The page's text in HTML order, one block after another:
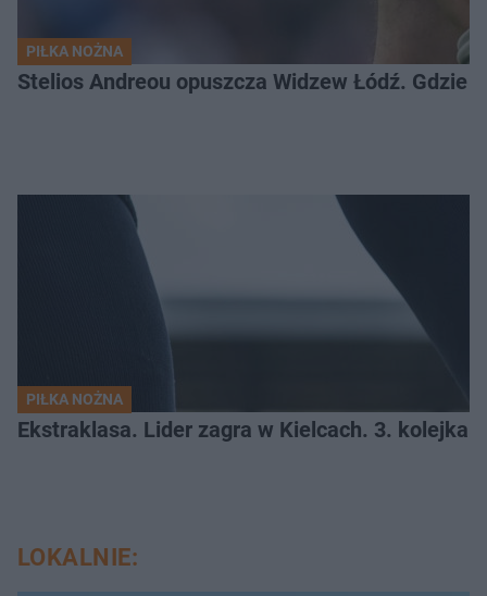
PIŁKA NOŻNA
Stelios Andreou opuszcza Widzew Łódź. Gdzie
PIŁKA NOŻNA
Ekstraklasa. Lider zagra w Kielcach. 3. kolejka
LOKALNIE: